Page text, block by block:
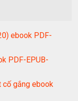
ebook PDF-
PDF-EPUB-
cố gắng ebook